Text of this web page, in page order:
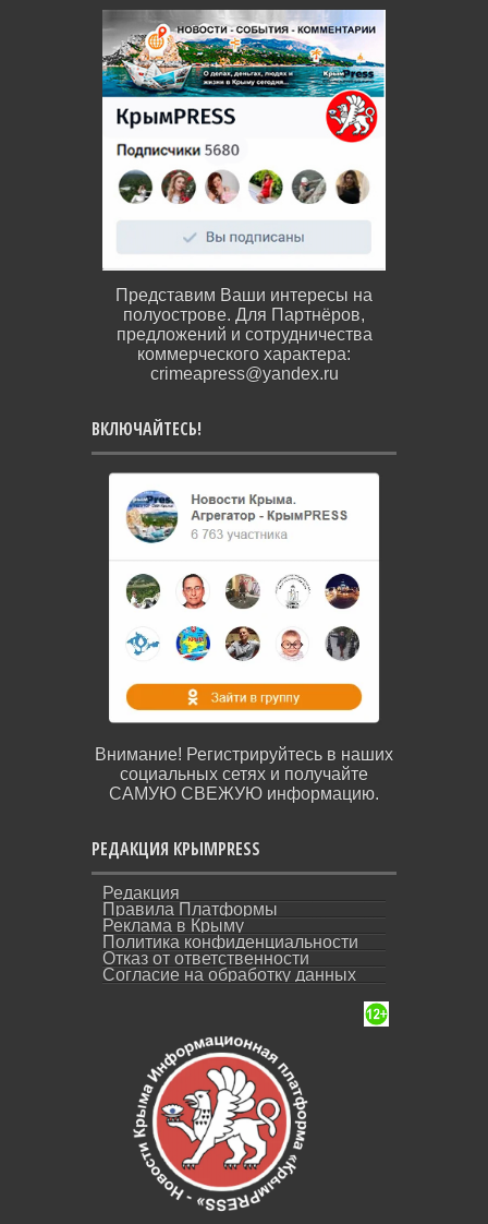
Представим Ваши интересы на
полуострове. Для Партнёров,
предложений и сотрудничества
коммерческого характера:
crimeapress@yandex.ru
ВКЛЮЧАЙТЕСЬ!
Внимание! Регистрируйтесь в наших
социальных сетях и получайте
САМУЮ СВЕЖУЮ информацию.
РЕДАКЦИЯ КРЫМPRESS
Редакция
Правила Платформы
Реклама в Крыму
Политика конфиденциальности
Отказ от ответственности
Согласие на обработку данных